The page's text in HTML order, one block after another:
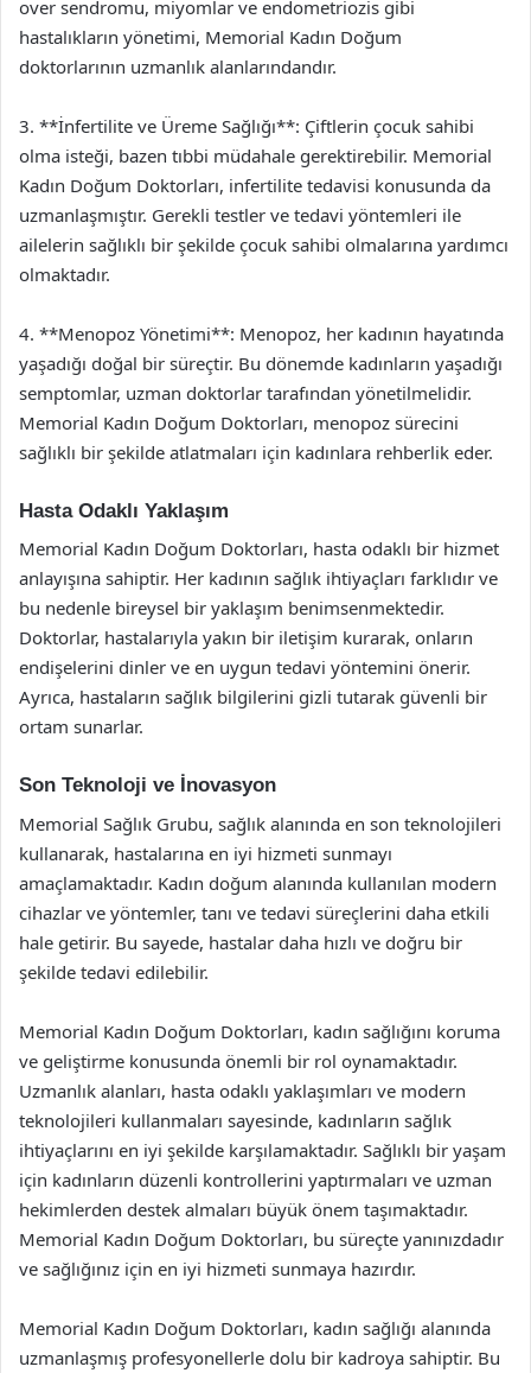
over sendromu, miyomlar ve endometriozis gibi
hastalıkların yönetimi, Memorial Kadın Doğum
doktorlarının uzmanlık alanlarındandır.
3. **İnfertilite ve Üreme Sağlığı**: Çiftlerin çocuk sahibi
olma isteği, bazen tıbbi müdahale gerektirebilir. Memorial
Kadın Doğum Doktorları, infertilite tedavisi konusunda da
uzmanlaşmıştır. Gerekli testler ve tedavi yöntemleri ile
ailelerin sağlıklı bir şekilde çocuk sahibi olmalarına yardımcı
olmaktadır.
4. **Menopoz Yönetimi**: Menopoz, her kadının hayatında
yaşadığı doğal bir süreçtir. Bu dönemde kadınların yaşadığı
semptomlar, uzman doktorlar tarafından yönetilmelidir.
Memorial Kadın Doğum Doktorları, menopoz sürecini
sağlıklı bir şekilde atlatmaları için kadınlara rehberlik eder.
Hasta Odaklı Yaklaşım
Memorial Kadın Doğum Doktorları, hasta odaklı bir hizmet
anlayışına sahiptir. Her kadının sağlık ihtiyaçları farklıdır ve
bu nedenle bireysel bir yaklaşım benimsenmektedir.
Doktorlar, hastalarıyla yakın bir iletişim kurarak, onların
endişelerini dinler ve en uygun tedavi yöntemini önerir.
Ayrıca, hastaların sağlık bilgilerini gizli tutarak güvenli bir
ortam sunarlar.
Son Teknoloji ve İnovasyon
Memorial Sağlık Grubu, sağlık alanında en son teknolojileri
kullanarak, hastalarına en iyi hizmeti sunmayı
amaçlamaktadır. Kadın doğum alanında kullanılan modern
cihazlar ve yöntemler, tanı ve tedavi süreçlerini daha etkili
hale getirir. Bu sayede, hastalar daha hızlı ve doğru bir
şekilde tedavi edilebilir.
Memorial Kadın Doğum Doktorları, kadın sağlığını koruma
ve geliştirme konusunda önemli bir rol oynamaktadır.
Uzmanlık alanları, hasta odaklı yaklaşımları ve modern
teknolojileri kullanmaları sayesinde, kadınların sağlık
ihtiyaçlarını en iyi şekilde karşılamaktadır. Sağlıklı bir yaşam
için kadınların düzenli kontrollerini yaptırmaları ve uzman
hekimlerden destek almaları büyük önem taşımaktadır.
Memorial Kadın Doğum Doktorları, bu süreçte yanınızdadır
ve sağlığınız için en iyi hizmeti sunmaya hazırdır.
Memorial Kadın Doğum Doktorları, kadın sağlığı alanında
uzmanlaşmış profesyonellerle dolu bir kadroya sahiptir. Bu